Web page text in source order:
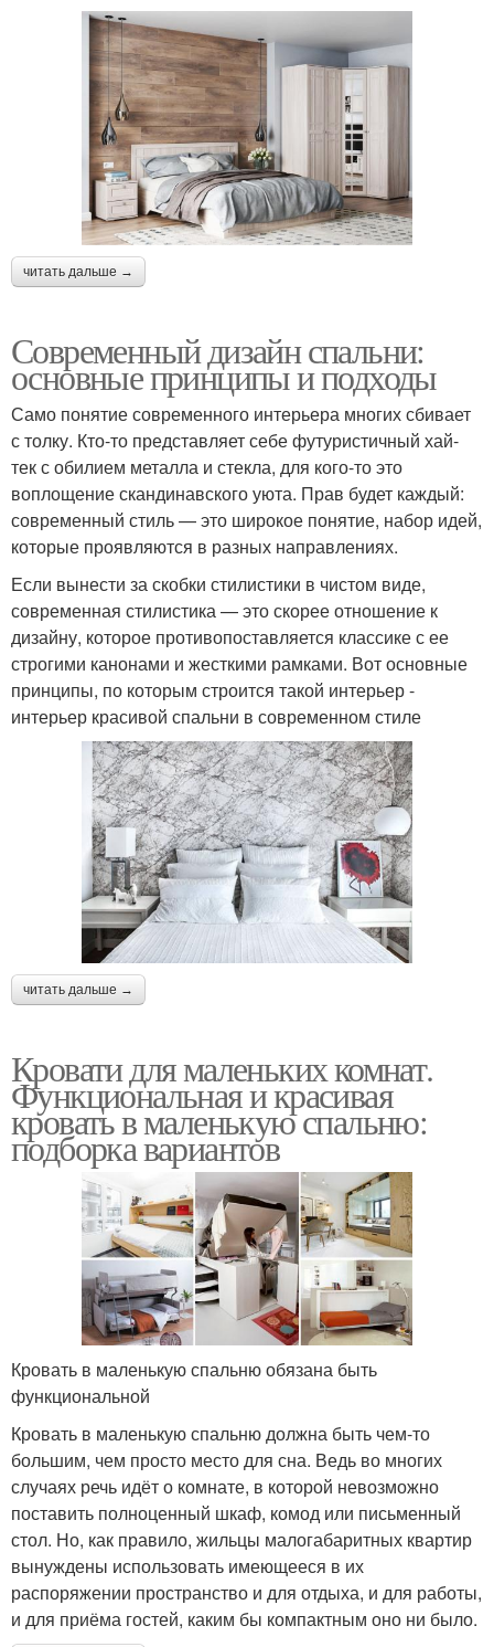
читать дальше →
Современный дизайн спальни:
основные принципы и подходы
Само понятие современного интерьера многих сбивает
с толку. Кто-то представляет себе футуристичный хай-
тек с обилием металла и стекла, для кого-то это
воплощение скандинавского уюта. Прав будет каждый:
современный стиль — это широкое понятие, набор идей,
которые проявляются в разных направлениях.
Если вынести за скобки стилистики в чистом виде,
современная стилистика — это скорее отношение к
дизайну, которое противопоставляется классике с ее
строгими канонами и жесткими рамками. Вот основные
принципы, по которым строится такой интерьер -
интерьер красивой спальни в современном стиле
читать дальше →
Кровати для маленьких комнат.
Функциональная и красивая
кровать в маленькую спальню:
подборка вариантов
Кровать в маленькую спальню обязана быть
функциональной
Кровать в маленькую спальню должна быть чем-то
большим, чем просто место для сна. Ведь во многих
случаях речь идёт о комнате, в которой невозможно
поставить полноценный шкаф, комод или письменный
стол. Но, как правило, жильцы малогабаритных квартир
вынуждены использовать имеющееся в их
распоряжении пространство и для отдыха, и для работы,
и для приёма гостей, каким бы компактным оно ни было.